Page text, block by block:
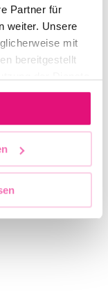
Partner für
weiter. Unsere
mit
bereitgestellt